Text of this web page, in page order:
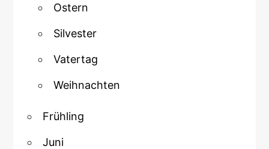
Ostern
Silvester
Vatertag
Weihnachten
Frühling
Juni